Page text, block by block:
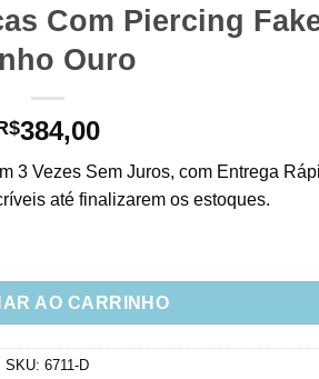
Com Piercing
Ouro
384,00
3 Vezes Sem Juros, com Entrega
até finalizarem os estoques.
Zirconias Brancas Com Piercing
AO CARRINHO
SKU: 6711-D